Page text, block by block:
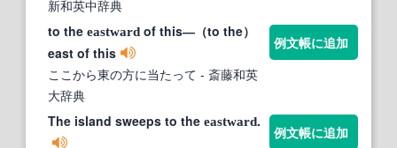
新和英中辞典
to the eastward of this―（to the）
east of this
ここから東の方に当たって - 斎藤和英
大辞典
例文帳に追加
The island sweeps to the eastward.
例文帳に追加